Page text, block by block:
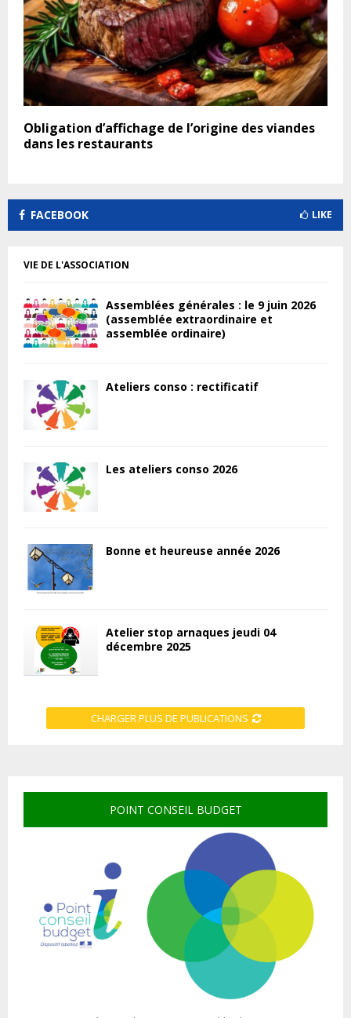
Obligation d’affichage de l’origine des viandes
dans les restaurants
FACEBOOK LIKE
VIE DE L'ASSOCIATION
Assemblées générales : le 9 juin 2026
(assemblée extraordinaire et
assemblée ordinaire)
Ateliers conso : rectificatif
Les ateliers conso 2026
Bonne et heureuse année 2026
Atelier stop arnaques jeudi 04
décembre 2025
CHARGER PLUS DE PUBLICATIONS
POINT CONSEIL BUDGET